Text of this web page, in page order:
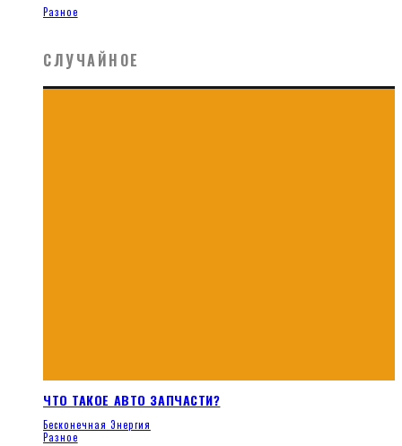
Разное
СЛУЧАЙНОЕ
ЧТО ТАКОЕ АВТО ЗАПЧАСТИ?
Бесконечная Энергия
Разное